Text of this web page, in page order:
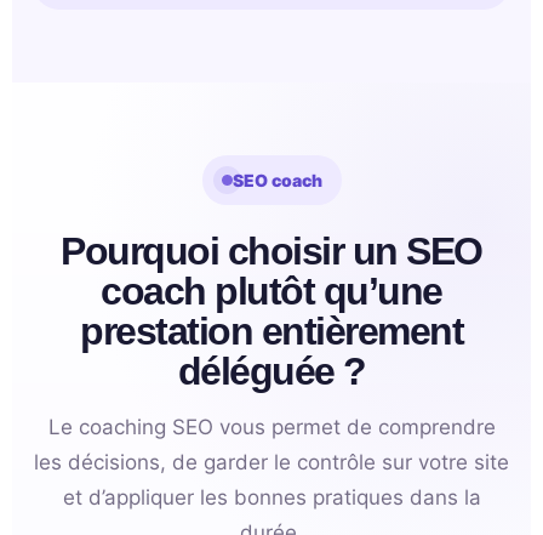
SEO coach
Pourquoi choisir un SEO
coach plutôt qu’une
prestation entièrement
déléguée ?
Le coaching SEO vous permet de comprendre
les décisions, de garder le contrôle sur votre site
et d’appliquer les bonnes pratiques dans la